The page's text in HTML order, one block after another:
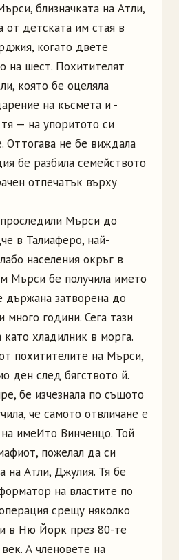
близначката на Атли,
от детската им стая в
когато двете
на шест. Похитителят
която бе оцеляла
на късмета и -
— на упоритото си
Оттогава не бе виждала
бе разбила семейството
отпечатък върху
Мърси до
в Талиаферо, най-
населения окръг в
Мърси бе получила името
държана затворена до
много години. Сега тази
като хладилник в морга.
похитителите на Мърси,
ден след бягството й.
бе изчезнала по същото
че самото отвличане е
имеИто Винченцо. Той
пожелал да си
на Атли, Джулия. Тя бе
на властите по
срещу няколко
в Ню Йорк през 80-те
А членовете на